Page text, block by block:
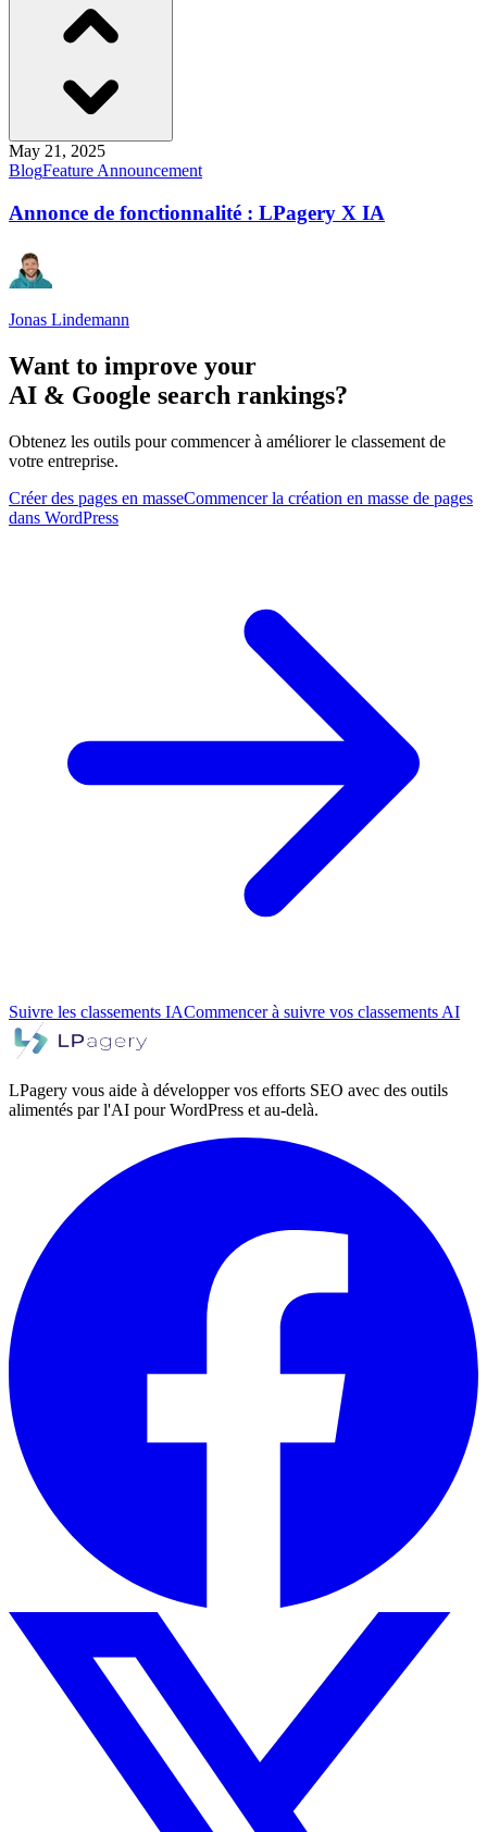
May 21, 2025
BlogFeature Announcement
Annonce de fonctionnalité : LPagery X IA
Jonas Lindemann
Want to improve your
AI & Google search rankings?
Obtenez les outils pour commencer à améliorer le classement de
votre entreprise.
Créer des pages en masseCommencer la création en masse de pages
dans WordPress
Suivre les classements IACommencer à suivre vos classements AI
LPagery vous aide à développer vos efforts SEO avec des outils
alimentés par l'AI pour WordPress et au-delà.